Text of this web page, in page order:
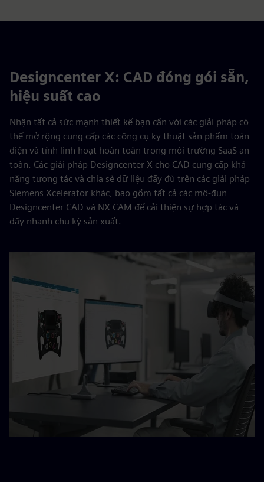
Designcenter X: CAD đóng gói sẵn,
hiệu suất cao
Nhận tất cả sức mạnh thiết kế bạn cần với các giải pháp có
thể mở rộng cung cấp các công cụ kỹ thuật sản phẩm toàn
diện và tính linh hoạt hoàn toàn trong môi trường SaaS an
toàn. Các giải pháp Designcenter X cho CAD cung cấp khả
năng tương tác và chia sẻ dữ liệu đầy đủ trên các giải pháp
Siemens Xcelerator khác, bao gồm tất cả các mô-đun
Designcenter CAD và NX CAM để cải thiện sự hợp tác và
đẩy nhanh chu kỳ sản xuất.